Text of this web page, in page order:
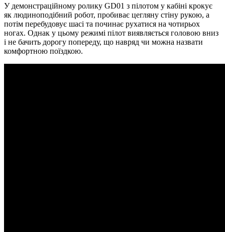
У демонстраційному ролику GD01 з пілотом у кабіні крокує
як людиноподібний робот, пробиває цегляну стіну рукою, а
потім перебудовує шасі та починає рухатися на чотирьох
ногах. Однак у цьому режимі пілот виявляється головою вниз
і не бачить дорогу попереду, що навряд чи можна назвати
комфортною поїздкою.